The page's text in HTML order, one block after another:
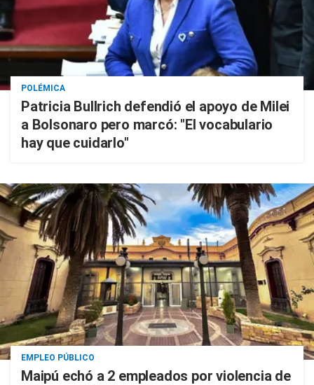
POLÉMICA
Patricia Bullrich defendió el apoyo de Milei
a Bolsonaro pero marcó: "El vocabulario
hay que cuidarlo"
EMPLEO PÚBLICO
Maipú echó a 2 empleados por violencia de